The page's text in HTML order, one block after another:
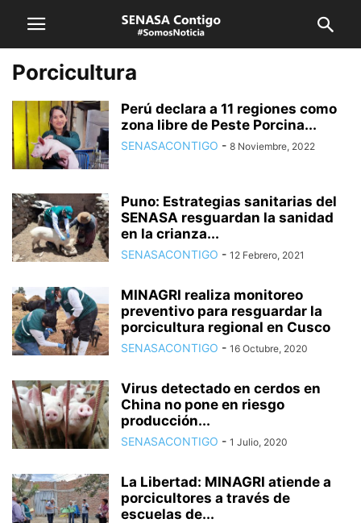
Porcicultura
Perú declara a 11 regiones como
zona libre de Peste Porcina...
SENASACONTIGO - 8 Noviembre, 2022
Puno: Estrategias sanitarias del
SENASA resguardan la sanidad
en la crianza...
SENASACONTIGO - 12 Febrero, 2021
MINAGRI realiza monitoreo
preventivo para resguardar la
porcicultura regional en Cusco
SENASACONTIGO - 16 Octubre, 2020
Virus detectado en cerdos en
China no pone en riesgo
producción...
SENASACONTIGO - 1 Julio, 2020
La Libertad: MINAGRI atiende a
porcicultores a través de
escuelas de...